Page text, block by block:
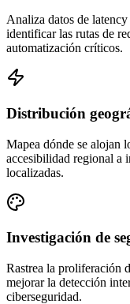
Analiza datos de
identificar las rutas de
automatización críticos.
Distribución
Mapea dónde se alojan
accesibilidad regional a
localizadas.
Investigación de
Rastrea la proliferación
mejorar la detección
ciberseguridad.